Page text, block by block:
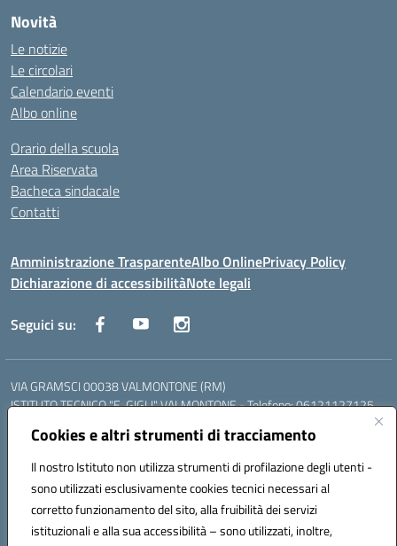
Cookies e altri strumenti di tracciamento
Il nostro Istituto non utilizza strumenti di profilazione degli utenti -
sono utilizzati esclusivamente cookies tecnici necessari al
corretto funzionamento del sito, alla fruibilità dei servizi
istituzionali e alla sua accessibilità – sono utilizzati, inoltre,
Novità
Le notizie
Le circolari
Calendario eventi
Albo online
Orario della scuola
Area Riservata
Bacheca sindacale
Contatti
Amministrazione TrasparenteAlbo OnlinePrivacy Policy
Dichiarazione di accessibilitàNote legali
Seguici su:
VIA GRAMSCI 00038 VALMONTONE (RM)
ISTITUTO TECNICO "E. GIGLI" VALMONTONE - Telefono: 06121127125
06121126825
LICEO DELLE SCIENZE UMANE "P.L. NERVI" SEGNI - Telefono:
Mail: RMIS099002@istruzione.it - PEC: RMIS099002@pec.istruzione.it
Codice meccanografico: RMIS099002
Codice fiscale: 95036960581